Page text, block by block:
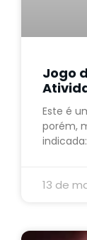
Jogo
Este é
porém,
13 de